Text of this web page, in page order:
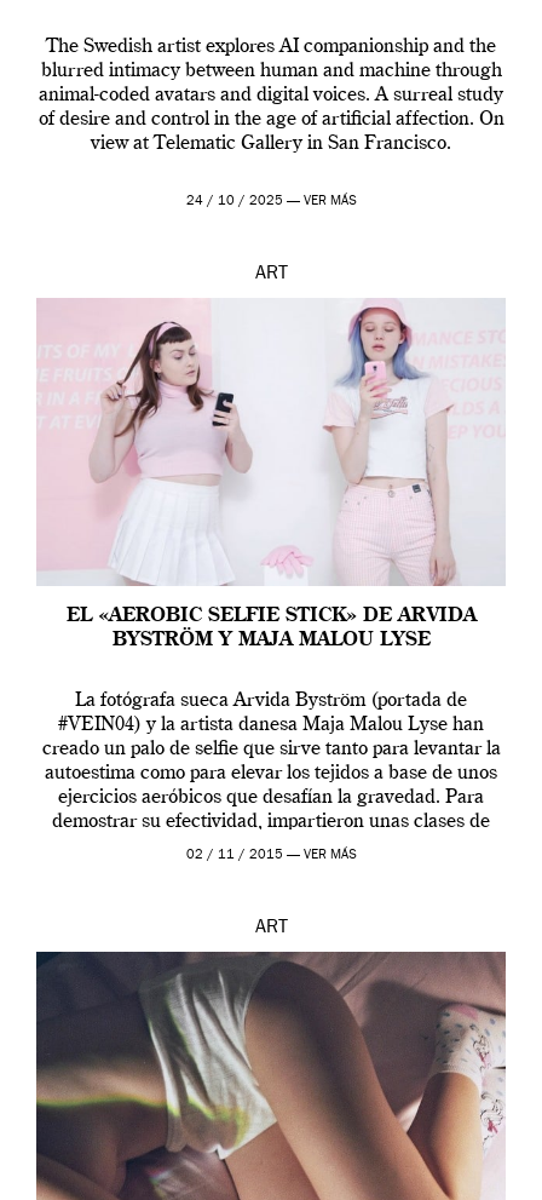
The Swedish artist explores AI companionship and the
blurred intimacy between human and machine through
animal-coded avatars and digital voices. A surreal study
of desire and control in the age of artificial affection. On
view at Telematic Gallery in San Francisco.
24 / 10 / 2025 — VER MÁS
ART
EL «AEROBIC SELFIE STICK» DE ARVIDA
BYSTRÖM Y MAJA MALOU LYSE
La fotógrafa sueca Arvida Byström (portada de
#VEIN04) y la artista danesa Maja Malou Lyse han
creado un palo de selfie que sirve tanto para levantar la
autoestima como para elevar los tejidos a base de unos
ejercicios aeróbicos que desafían la gravedad. Para
demostrar su efectividad, impartieron unas clases de
prueba en el Tate […]
02 / 11 / 2015 — VER MÁS
ART